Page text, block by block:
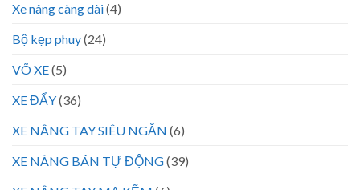
Xe nâng càng dài(4)
Bộ kẹp phuy(24)
VÕ XE(5)
XE ĐẨY(36)
XE NÂNG TAY SIÊU NGẮN (6)
XE NÂNG BÁN TỰ ĐỘNG(39)